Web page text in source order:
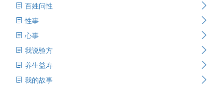
百姓问性
性事
心事
我说验方
养生益寿
我的故事